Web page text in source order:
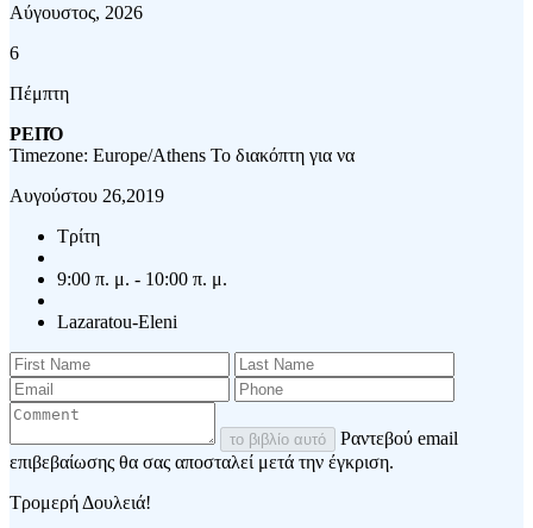
Αύγουστος, 2026
6
Πέμπτη
ΡΕΠΌ
Timezone: Europe/Athens Το διακόπτη για να
Αυγούστου 26,2019
Τρίτη
9:00 π. μ. - 10:00 π. μ.
Lazaratou-Eleni
το βιβλίο αυτό
Ραντεβού email
επιβεβαίωσης θα σας αποσταλεί μετά την έγκριση.
Τρομερή Δουλειά!